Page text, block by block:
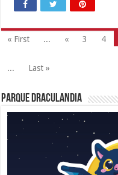
« First ... « 3 4
...
Last »
Parque Draculandia